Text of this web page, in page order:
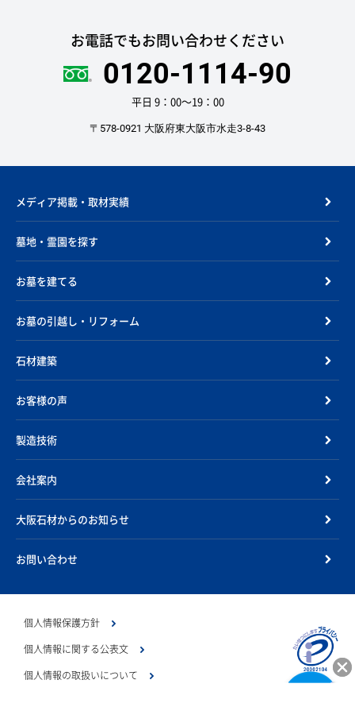
お電話でもお問い合わせください
0120-1114-90
平日 9：00〜19：00
〒578-0921 大阪府東大阪市水走3-8-43
メディア掲載・取材実績
墓地・霊園を探す
お墓を建てる
お墓の引越し・リフォーム
石材建築
お客様の声
製造技術
会社案内
大阪石材からのお知らせ
お問い合わせ
個人情報保護方針
個人情報に関する公表文
個人情報の取扱いについて